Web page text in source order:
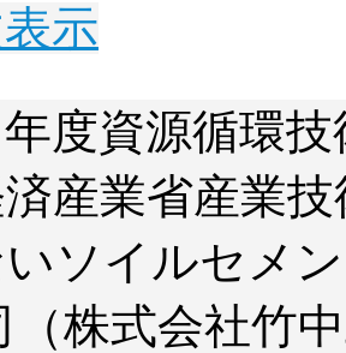
示
年度資源循環
産業省産業
ソイルセメ
（株式会社竹